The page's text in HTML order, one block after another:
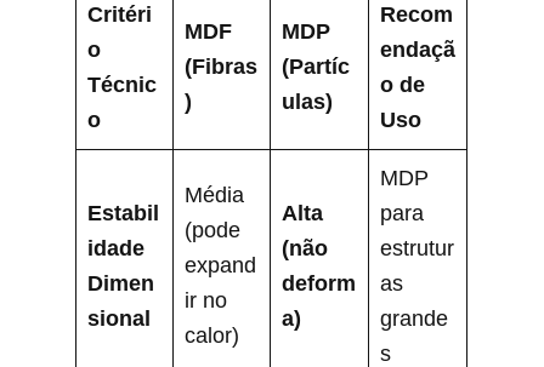
Critéri
o
Técnic
o
MDF
(Fibras
)
MDP
(Partíc
ulas)
Recom
endaçã
o de
Uso
Estabil
idade
Dimen
sional
Média
(pode
expand
ir no
calor)
Alta
(não
deform
a)
MDP
para
estrutur
as
grande
s